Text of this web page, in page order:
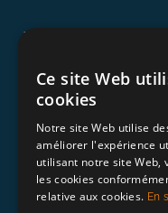
Montréal
Desservant Montréal,
Ottawa613-
Desservant la région
Ce site Web
cookies
Notre site Web utilise
améliorer l'expérience
utilisant notre site Web,
les cookies
relative aux cookies. En